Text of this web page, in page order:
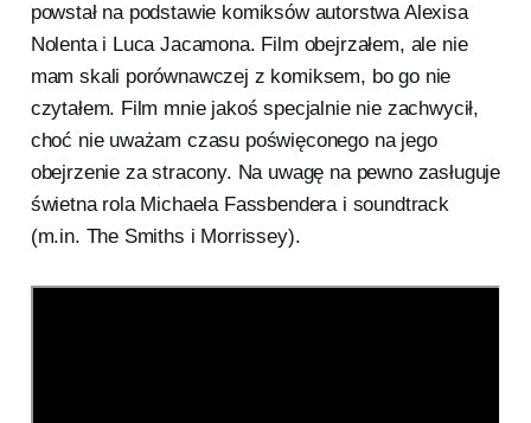
powstał na podstawie komiksów autorstwa Alexisa
Nolenta i Luca Jacamona. Film obejrzałem, ale nie
mam skali porównawczej z komiksem, bo go nie
czytałem. Film mnie jakoś specjalnie nie zachwycił,
choć nie uważam czasu poświęconego na jego
obejrzenie za stracony. Na uwagę na pewno zasługuje
świetna rola Michaela Fassbendera i soundtrack
(m.in. The Smiths i Morrissey).